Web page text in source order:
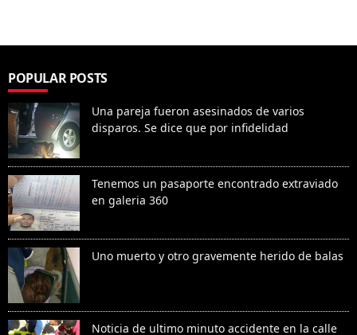
POPULAR POSTS
Una pareja fueron asesinados de varios
disparos. Se dice que por infidelidad
Tenemos un pasaporte encontrado extraviado
en galeria 360
Uno muerto y otro gravemente herido de balas
Noticia de ultimo minuto accidente en la calle